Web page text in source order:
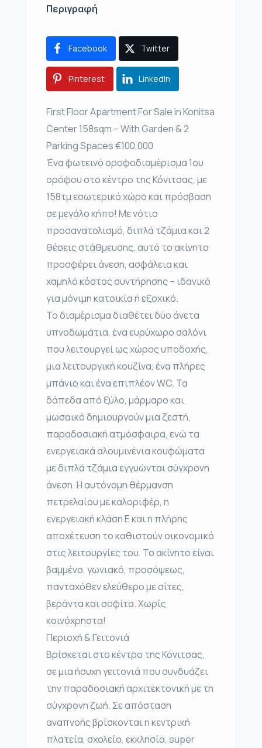
Περιγραφή
Facebook Twitter
Pinterest LinkedIn
First Floor Apartment For Sale in Konitsa
Center 158sqm – With Garden & 2
Parking Spaces €100,000
Ένα φωτεινό οροφοδιαμέρισμα 1ου
ορόφου στο κέντρο της Κόνιτσας, με
158τμ εσωτερικό χώρο και πρόσβαση
σε μεγάλο κήπο! Με νότιο
προσανατολισμό, διπλά τζάμια και 2
θέσεις στάθμευσης, αυτό το ακίνητο
προσφέρει άνεση, ασφάλεια και
χαμηλό κόστος συντήρησης – ιδανικό
για μόνιμη κατοικία ή εξοχικό.
Το διαμέρισμα διαθέτει δύο άνετα
υπνοδωμάτια, ένα ευρύχωρο σαλόνι
που λειτουργεί ως χώρος υποδοχής,
μια λειτουργική κουζίνα, ένα πλήρες
μπάνιο και ένα επιπλέον WC. Τα
δάπεδα από ξύλο, μάρμαρο και
μωσαικό δημιουργούν μια ζεστή,
παραδοσιακή ατμόσφαιρα, ενώ τα
ενεργειακά αλουμινένια κουφώματα
με διπλά τζάμια εγγυώνται σύγχρονη
άνεση. Η αυτόνομη θέρμανση
πετρελαίου με καλοριφέρ, η
ενεργειακή κλάση Ε και η πλήρης
αποχέτευση το καθιστούν οικονομικό
στις λειτουργίες του. Το ακίνητο είναι
βαμμένο, γωνιακό, προσόψεως,
πανταχόθεν ελεύθερο με σίτες,
βεράντα και σοφίτα. Χωρίς
κοινόχρηστα!
Περιοχή & Γειτονιά
Βρίσκεται στο κέντρο της Κόνιτσας,
σε μια ήσυχη γειτονιά που συνδυάζει
την παραδοσιακή αρχιτεκτονική με τη
σύγχρονη ζωή. Σε απόσταση
αναπνοής βρίσκονται η κεντρική
πλατεία, σχολείο, εκκλησία, super